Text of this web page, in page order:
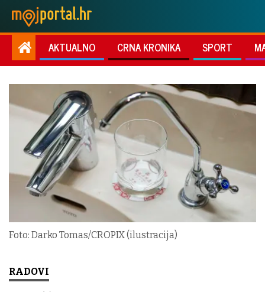
AKTUALNO CRNA KRONIKA SPORT
Foto: Darko Tomas/CROPIX (ilustracija)
RADOVI